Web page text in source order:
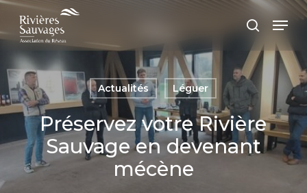
Panneau de gestion des cookies
Passer
contenu
principal
Menu
Actualités Léguer
Préservez votre Rivière
Sauvage en devenant
mécène